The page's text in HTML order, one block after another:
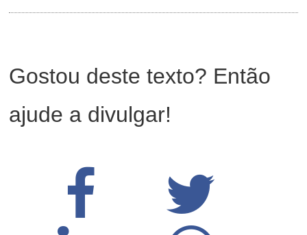
Gostou deste texto? Então
ajude a divulgar!